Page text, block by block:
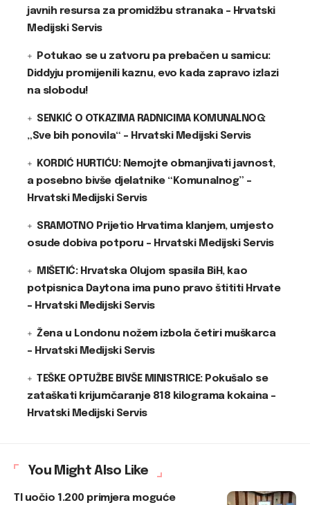
javnih resursa za promidžbu stranaka – Hrvatski
Medijski Servis
Potukao se u zatvoru pa prebačen u samicu:
Diddyju promijenili kaznu, evo kada zapravo izlazi
na slobodu!
SENKIĆ O OTKAZIMA RADNICIMA KOMUNALNOG:
„Sve bih ponovila“ – Hrvatski Medijski Servis
KORDIĆ HURTIĆU: Nemojte obmanjivati javnost,
a posebno bivše djelatnike “Komunalnog” –
Hrvatski Medijski Servis
SRAMOTNO Prijetio Hrvatima klanjem, umjesto
osude dobiva potporu – Hrvatski Medijski Servis
MIŠETIĆ: Hrvatska Olujom spasila BiH, kao
potpisnica Daytona ima puno pravo štititi Hrvate
– Hrvatski Medijski Servis
Žena u Londonu nožem izbola četiri muškarca
– Hrvatski Medijski Servis
TEŠKE OPTUŽBE BIVŠE MINISTRICE: Pokušalo se
zataškati krijumčaranje 818 kilograma kokaina –
Hrvatski Medijski Servis
You Might Also Like
TI uočio 1.200 primjera moguće